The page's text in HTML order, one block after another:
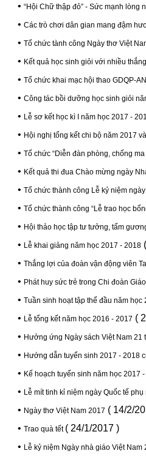
• “Hội Chữ thập đỏ” - Sức mạnh lòng
• Các trò chơi dân gian mang đậm
• Tổ chức tành công Ngày thơ Việt
• Kết quả học sinh giỏi với nhiều
• Tổ chức khai mạc hội thao GDQP-
• Công tác bồi dưỡng học sinh giỏi
• Lễ sơ kết học kì I năm học 2017 -
• Hội nghị tổng kết chi bộ năm 2017
• Tổ chức “Diễn đàn phòng, chống
• Kết quả thi đua Chào mừng ngày
• Tổ chức thành công Lễ kỷ niệm
• Tổ chức thành công “Lễ trao học
• Hội thảo học tập tư tưởng, tấm
• Lễ khai giảng năm học 2017 - 2018
• Thắng lợi của đoàn vận động viên
• Phát huy sức trẻ trong Chi đoàn
• Tuần sinh hoạt tập thể đầu năm học
• Lễ tổng kết năm học 2016 - 2017 (
• Hưởng ứng Ngày sách Việt Nam 21
• Hướng dẫn tuyển sinh 2017 - 2018
• Kế hoạch tuyển sinh năm học 2017
• Lễ mít tinh kỉ niệm ngày Quốc tế phụ
• Ngày thơ Việt Nam 2017 ( 14/2/
• Trao quà tết ( 24/1/2017 )
• Lễ kỷ niệm Ngày nhà giáo Việt Nam